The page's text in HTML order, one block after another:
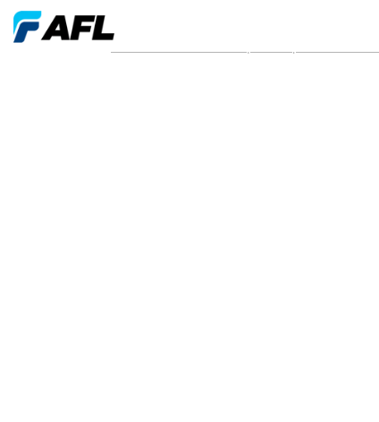
Actualités et communiqués de presse de